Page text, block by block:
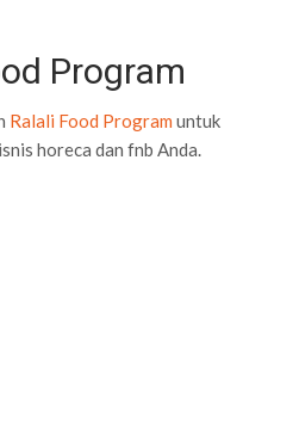
Program
Ralali Food Program untuk
horeca dan fnb Anda.